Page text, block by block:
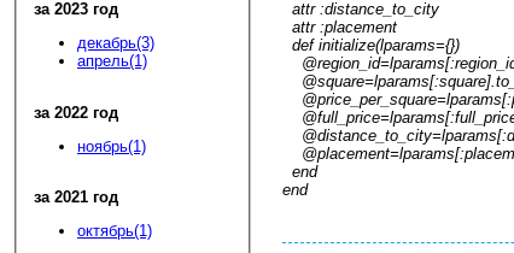
за 2023 год
декабрь(3)
апрель(1)
за 2022 год
ноябрь(1)
за 2021 год
октябрь(1)
attr :distance_to_city
attr :placement
def initialize(lparams={})
end
end